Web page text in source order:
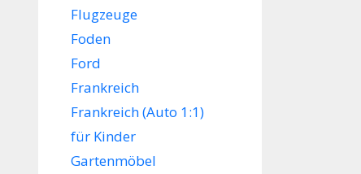
Flugzeuge
Foden
Ford
Frankreich
Frankreich (Auto 1:1)
für Kinder
Gartenmöbel